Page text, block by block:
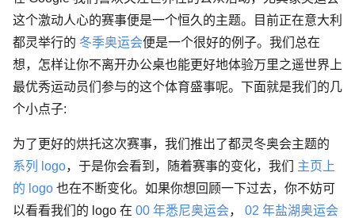
这个激动人心的赛事便是一个恒久的主题。目前正在意大利
都灵举行的 冬季奥运会便是一个很好的例子。我们总在
想，怎样让你不离开办公桌也能更好地体验万里之遥世界上
最优秀运动员们参与的这个体育盛事呢。下面就是我们的几
个小点子:
为了更好的烘托这次赛事，我们推出了都灵冬奥会主题的
系列 logo，于是你会看到，随着赛事的变化，我们 主页上
的 logo 也在不断变化。如果你想回顾一下过去，你不妨可
以看看我们的 logo 在 00 年悉尼奥运会， 02 年盐湖奥运会